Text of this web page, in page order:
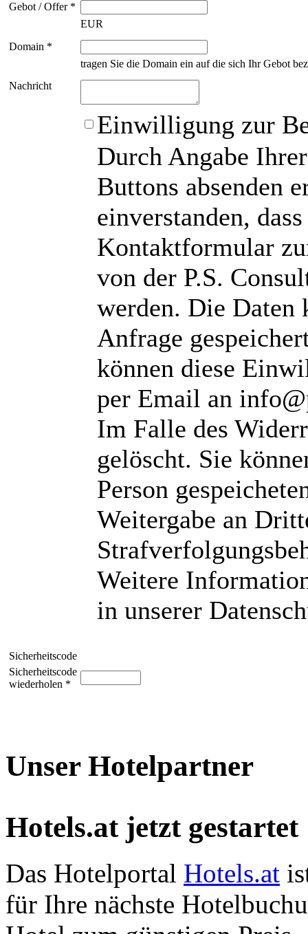
Gebot / Offer *
EUR
Domain *
tragen Sie die Domain ein auf die sich Ihr Gebot
Nachricht
Einwilligung zur
Durch Angabe
Buttons absenden
einverstanden,
Kontaktformular
von der P.S.
werden. Die Daten
Anfrage
können diese
per Email an
Im Falle des
gelöscht. Sie
Person
Weitergabe an
Weitere
in unserer
Sicherheitscode
Sicherheitscode
wiederholen *
Unser Hotelpartner
Hotels.at jetzt gestartet
Das Hotelportal Hotels.at
für Ihre nächste